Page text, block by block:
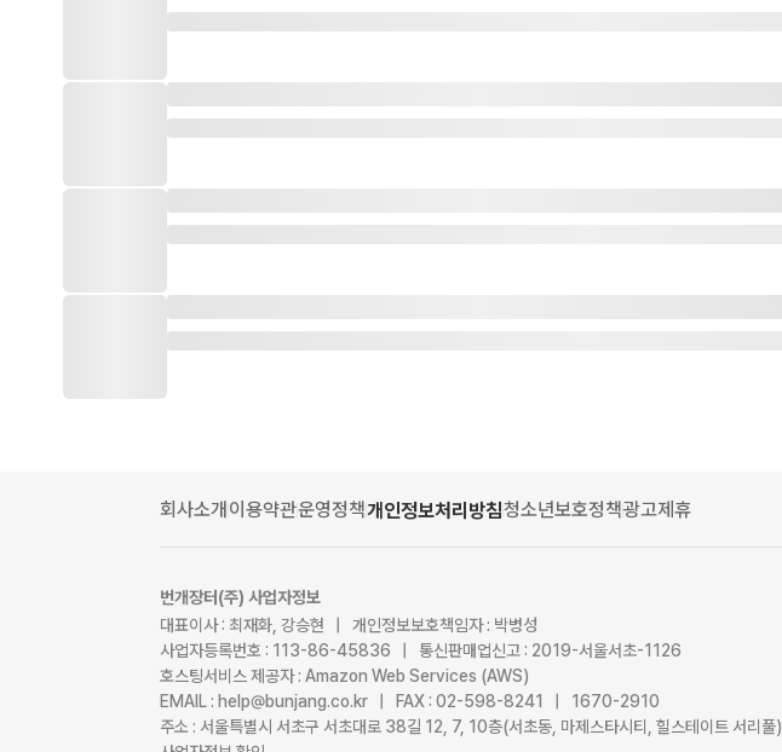
회사소개이용약관운영정책개인정보처리방침청소년보호정책광고제휴
번개장터(주) 사업자정보
대표이사 : 최재화, 강승현 | 개인정보보호책임자 : 박병성
사업자등록번호 : 113-86-45836 | 통신판매업신고 : 2019-서울서초-1126
호스팅서비스 제공자 : Amazon Web Services (AWS)
EMAIL : help@bunjang.co.kr | FAX : 02-598-8241 | 1670-2910
주소 : 서울특별시 서초구 서초대로 38길 12, 7, 10층(서초동, 마제스타시티, 힐스테이트 서리풀)